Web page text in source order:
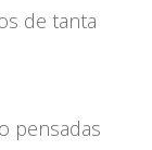
de tanta
pensadas